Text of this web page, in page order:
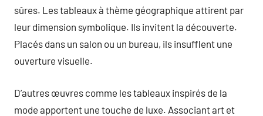
sûres. Les tableaux à thème géographique attirent par
leur dimension symbolique. Ils invitent la découverte.
Placés dans un salon ou un bureau, ils insufflent une
ouverture visuelle.
D’autres œuvres comme les tableaux inspirés de la
mode apportent une touche de luxe. Associant art et